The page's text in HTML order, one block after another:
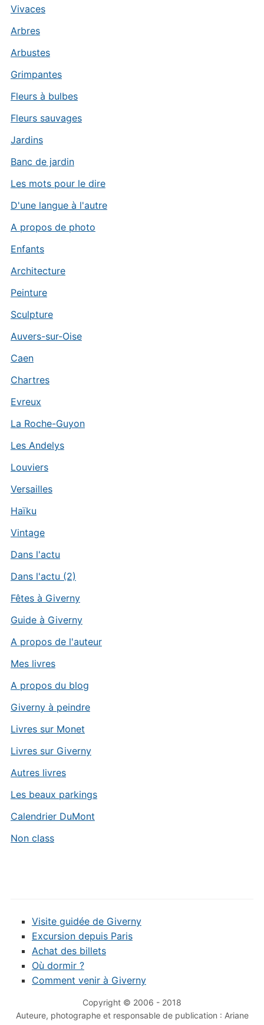
Vivaces
Arbres
Arbustes
Grimpantes
Fleurs à bulbes
Fleurs sauvages
Jardins
Banc de jardin
Les mots pour le dire
D'une langue à l'autre
A propos de photo
Enfants
Architecture
Peinture
Sculpture
Auvers-sur-Oise
Caen
Chartres
Evreux
La Roche-Guyon
Les Andelys
Louviers
Versailles
Haïku
Vintage
Dans l'actu
Dans l'actu (2)
Fêtes à Giverny
Guide à Giverny
A propos de l'auteur
Mes livres
A propos du blog
Giverny à peindre
Livres sur Monet
Livres sur Giverny
Autres livres
Les beaux parkings
Calendrier DuMont
Non class
Visite guidée de Giverny
Excursion depuis Paris
Achat des billets
Où dormir ?
Comment venir à Giverny
Copyright © 2006 - 2018
Auteure, photographe et responsable de publication : Ariane